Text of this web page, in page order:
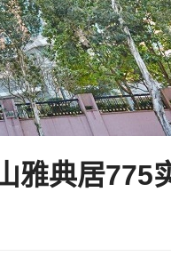
雅典居775